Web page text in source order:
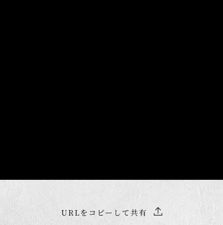
URLをコピーして共有